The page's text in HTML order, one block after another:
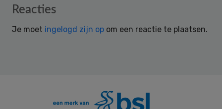
Reader
Reacties
Je moet ingelogd zijn op om een reactie te plaatsen.